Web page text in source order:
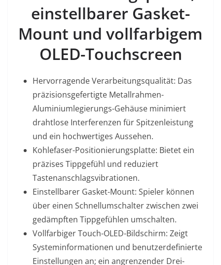
einstellbarer Gasket-
Mount und vollfarbigem
OLED-Touchscreen
Hervorragende Verarbeitungsqualität: Das
präzisionsgefertigte Metallrahmen-
Aluminiumlegierungs-Gehäuse minimiert
drahtlose Interferenzen für Spitzenleistung
und ein hochwertiges Aussehen.
Kohlefaser-Positionierungsplatte: Bietet ein
präzises Tippgefühl und reduziert
Tastenanschlagsvibrationen.
Einstellbarer Gasket-Mount: Spieler können
über einen Schnellumschalter zwischen zwei
gedämpften Tippgefühlen umschalten.
Vollfarbiger Touch-OLED-Bildschirm: Zeigt
Systeminformationen und benutzerdefinierte
Einstellungen an; ein angrenzender Drei-